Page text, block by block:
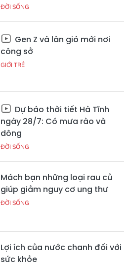
ĐỜI SỐNG
Gen Z và làn gió mới nơi
công sở
GIỚI TRẺ
Dự báo thời tiết Hà Tĩnh
ngày 28/7: Có mưa rào và
dông
ĐỜI SỐNG
Mách bạn những loại rau củ
giúp giảm nguy cơ ung thư
ĐỜI SỐNG
Lợi ích của nước chanh đối với
sức khỏe